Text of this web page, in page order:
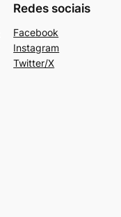
Redes sociais
Facebook
Instagram
Twitter/X